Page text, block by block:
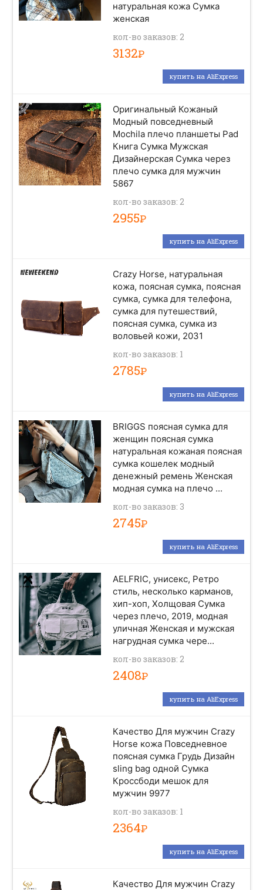
натуральная кожа Сумка
женская
кол-во заказов: 2
3132Р
купить на AliExpress
Оригинальный Кожаный
Модный повседневный
Mochila плечо планшеты Pad
Книга Сумка Мужская
Дизайнерская Сумка через
плечо сумка для мужчин
5867
кол-во заказов: 2
2955Р
купить на AliExpress
Crazy Horse, натуральная
кожа, поясная сумка, поясная
сумка, сумка для телефона,
сумка для путешествий,
поясная сумка, сумка из
воловьей кожи, 2031
кол-во заказов: 1
2785Р
купить на AliExpress
BRIGGS поясная сумка для
женщин поясная сумка
натуральная кожаная поясная
сумка кошелек модный
денежный ремень Женская
модная сумка на плечо ...
кол-во заказов: 3
2745Р
купить на AliExpress
AELFRIC, унисекс, Ретро
стиль, несколько карманов,
хип-хоп, Холщовая Сумка
через плечо, 2019, модная
уличная Женская и мужская
нагрудная сумка чере...
кол-во заказов: 2
2408Р
купить на AliExpress
Качество Для мужчин Crazy
Horse кожа Повседневное
поясная сумка Грудь Дизайн
sling bag одной Сумка
Кроссбоди мешок для
мужчин 9977
кол-во заказов: 1
2364Р
купить на AliExpress
Качество Для мужчин Crazy